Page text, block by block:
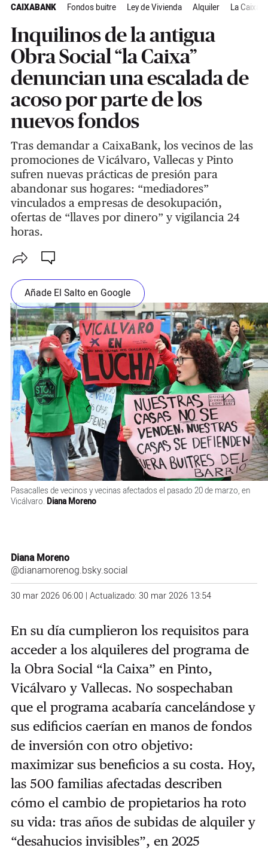
CAIXABANK Fondos buitre Ley de Vivienda Alquiler La Caixa
Inquilinos de la antigua
Obra Social “la Caixa”
denuncian una escalada de
acoso por parte de los
nuevos fondos
Tras demandar a CaixaBank, los vecinos de las
promociones de Vicálvaro, Vallecas y Pinto
sufren nuevas prácticas de presión para
abandonar sus hogares: “mediadores”
vinculados a empresas de desokupación,
ofertas de “llaves por dinero” y vigilancia 24
horas.
Añade El Salto en Google
Pasacalles de vecinos y vecinas afectados el pasado 20 de marzo, en
Vicálvaro. Diana Moreno
Diana Moreno
@dianamorenog.bsky.social‬
30 mar 2026 06:00 | Actualizado: 30 mar 2026 13:54
En su día cumplieron los requisitos para
acceder a los alquileres del programa de
la Obra Social “la Caixa” en Pinto,
Vicálvaro y Vallecas. No sospechaban
que el programa acabaría cancelándose y
sus edificios caerían en manos de fondos
de inversión con otro objetivo:
maximizar sus beneficios a su costa. Hoy,
las 500 familias afectadas describen
cómo el cambio de propietarios ha roto
su vida: tras años de subidas de alquiler y
“desahucios invisibles”, en 2025